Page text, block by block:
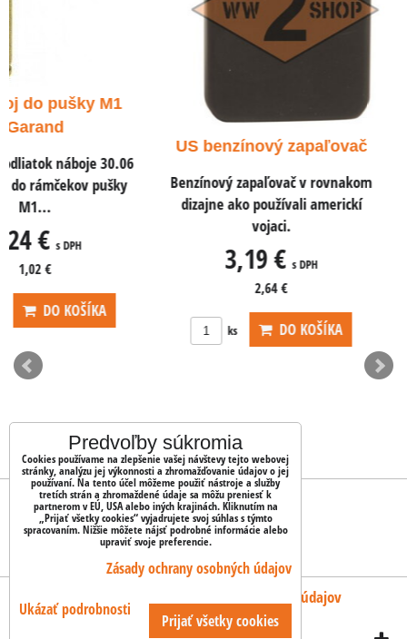
US benzínový zapaľovač
Benzínový zapaľovač v rovnakom
dizajne ako používali americkí
3,19 €
ks
US náboj .45
Dekoračné odliatok
ACP do pištolí a
0,78 €
0,65 €
OBJEDNÁVKY
Stav objednávky
Zásady ochrany osobných údajov
Predvoľby súkromia
Cookies používame na zlepšenie vašej návštevy tejto webovej
stránky, analýzu jej výkonnosti a zhromažďovanie údajov o jej
používaní. Na tento účel môžeme použiť nástroje a služby
tretích strán a zhromaždené údaje sa môžu preniesť k
partnerom v EÚ, USA alebo iných krajinách. Kliknutím na
„Prijať všetky cookies“ vyjadrujete svoj súhlas s týmto
spracovaním. Nižšie môžete nájsť podrobné informácie alebo
upraviť svoje preferencie.
Zásady ochrany osobných údajov
Ukázať podrobnosti
Prijať všetky cookies